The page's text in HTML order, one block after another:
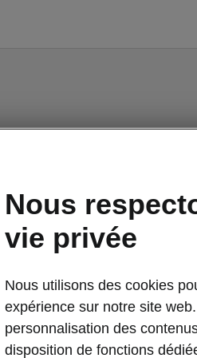
Nous
vie privée
Nous utilisons des cookies
expérience sur notre site
personnalisation des
disposition de fonctions